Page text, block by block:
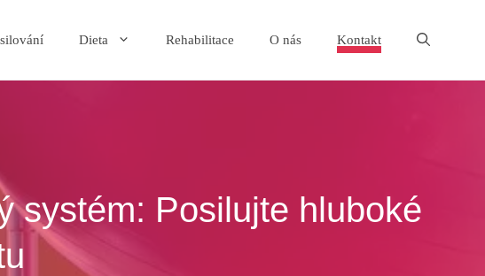
Dieta Rehabilitace O nás Kontakt
systém: Posilujte hluboké